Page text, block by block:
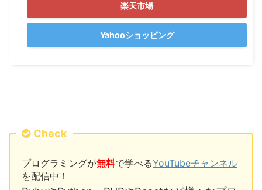
楽天市場
Yahooショッピング
Check
プログラミングが無料で学べるYouTubeチャンネル
を配信中！